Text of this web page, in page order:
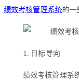
绩效考核管理系统的一
1. 目标导向
绩效考核管理系